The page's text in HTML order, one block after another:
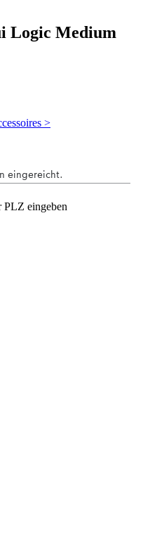
Logic Medium
>
PLZ eingeben